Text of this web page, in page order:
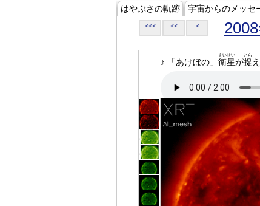
はやぶさの軌跡 宇宙からのメッセ
<<< << <
♪ 「あけぼの」 衛星
えいせい
が捉
とら